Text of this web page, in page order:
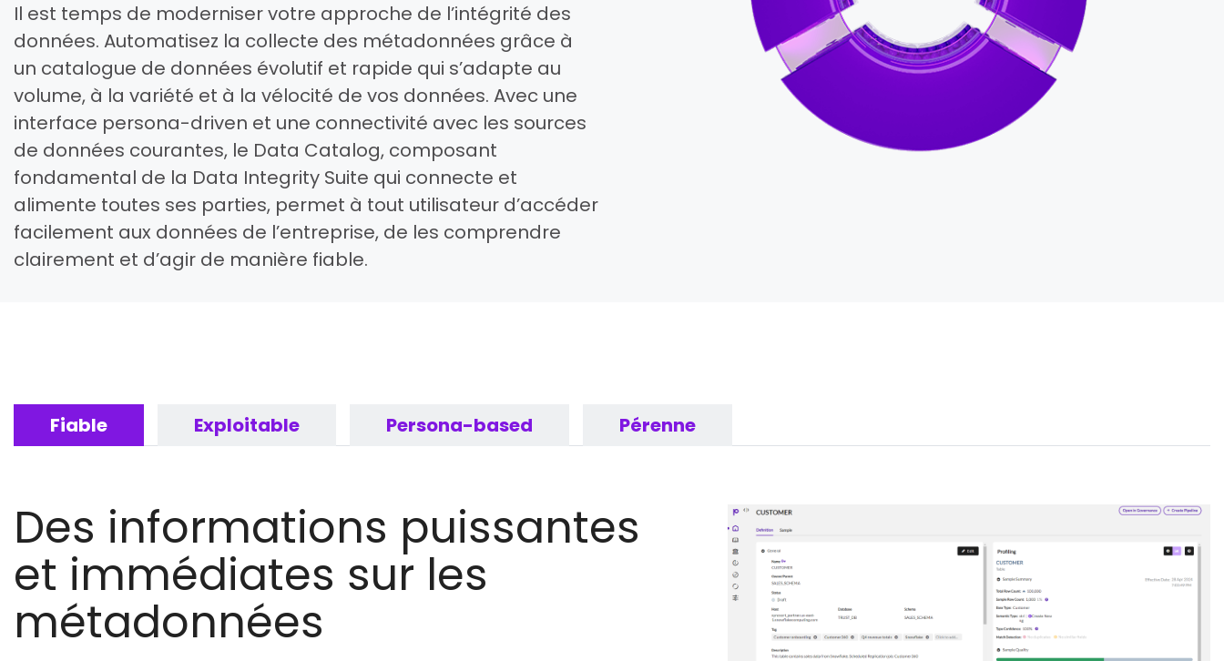
Il est temps de moderniser votre approche de l’intégrité des
données. Automatisez la collecte des métadonnées grâce à
un catalogue de données évolutif et rapide qui s’adapte au
volume, à la variété et à la vélocité de vos données. Avec une
interface persona-driven et une connectivité avec les sources
de données courantes, le Data Catalog, composant
fondamental de la Data Integrity Suite qui connecte et
alimente toutes ses parties, permet à tout utilisateur d’accéder
facilement aux données de l’entreprise, de les comprendre
clairement et d’agir de manière fiable.
Fiable Exploitable Persona-based Pérenne
Des informations puissantes
et immédiates sur les
métadonnées